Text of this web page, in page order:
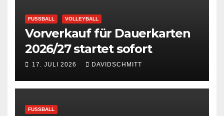
FUSSBALL VOLLEYBALL
Vorverkauf für Dauerkarten
2026/27 startet sofort
17. JULI 2026 DAVIDSCHMITT
FUSSBALL